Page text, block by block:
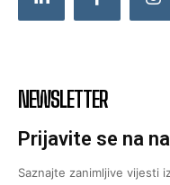
NEWSLETTER
Prijavite se na
Saznajte zanimljive vijesti